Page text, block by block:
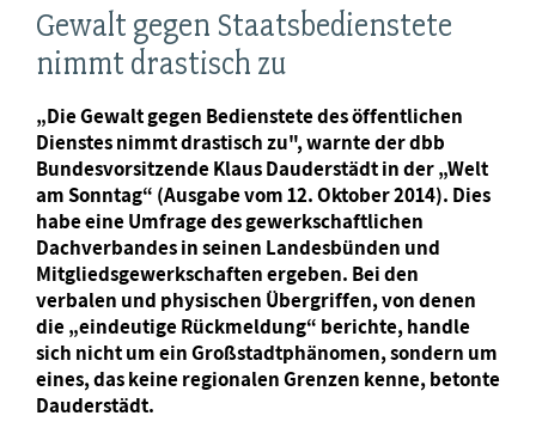
Gewalt gegen Staatsbedienstete
nimmt drastisch zu
„Die Gewalt gegen Bedienstete des öffentlichen
Dienstes nimmt drastisch zu", warnte der dbb
Bundesvorsitzende Klaus Dauderstädt in der „Welt
am Sonntag“ (Ausgabe vom 12. Oktober 2014). Dies
habe eine Umfrage des gewerkschaftlichen
Dachverbandes in seinen Landesbünden und
Mitgliedsgewerkschaften ergeben. Bei den
verbalen und physischen Übergriffen, von denen
die „eindeutige Rückmeldung“ berichte, handle
sich nicht um ein Großstadtphänomen, sondern um
eines, das keine regionalen Grenzen kenne, betonte
Dauderstädt.